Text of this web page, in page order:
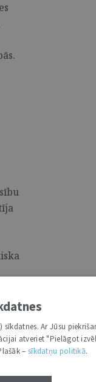
Ar Jūsu
atveriet "Pielāgot
– sīkdatņu politikā.